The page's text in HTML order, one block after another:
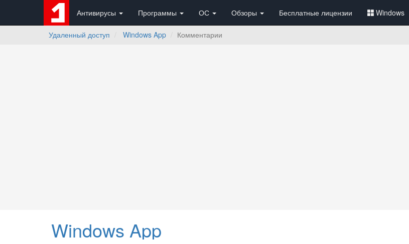
Антивирусы Программы ОС Обзоры Бесплатные лицензии Windows
Удаленный доступ Windows App Комментарии
Windows App